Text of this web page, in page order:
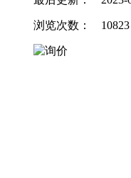
浏览次数： 10823